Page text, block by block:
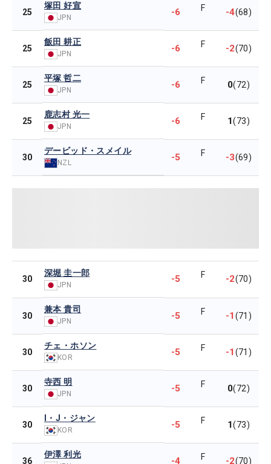
25
塚田 好宣
JPN -6 F -4(68)
25
飯田 耕正
JPN -6 F -2(70)
25
平塚 哲二
JPN -6 F 0(72)
25
鹿志村 光一
JPN -6 F 1(73)
30
デービッド・スメイル
NZL -5 F -3(69)
30
深堀 圭一郎
JPN
-5 F -2(70)
30
兼本 貴司
JPN -5 F -1(71)
30
チェ・ホソン
KOR -5 F -1(71)
30
寺西 明
JPN -5 F 0(72)
30
I・J・ジャン
KOR -5 F 1(73)
36
伊澤 利光
-4 F -2(70)